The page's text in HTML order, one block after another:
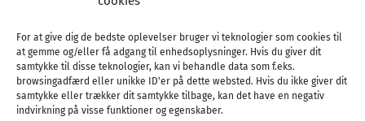
For at give dig de bedste oplevelser bruger vi teknologier som cookies til
at gemme og/eller få adgang til enhedsoplysninger. Hvis du giver dit
samtykke til disse teknologier, kan vi behandle data som f.eks.
browsingadfærd eller unikke ID'er på dette websted. Hvis du ikke giver dit
samtykke eller trækker dit samtykke tilbage, kan det have en negativ
indvirkning på visse funktioner og egenskaber.
Tel :89 88 13 90
E-post:info@nordicbridalmedia.com
Nordic Bridal Media